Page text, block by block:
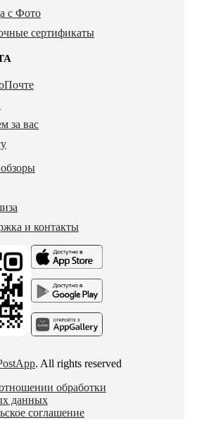
с Фото
сертификаты
за вас
и контакты
. All rights reserved
обработки
данных
соглашение